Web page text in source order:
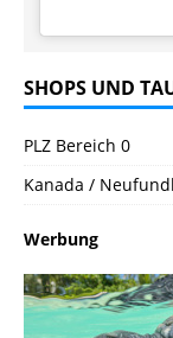
SHOPS UND
PLZ Bereich 0
Kanada /
Werbung